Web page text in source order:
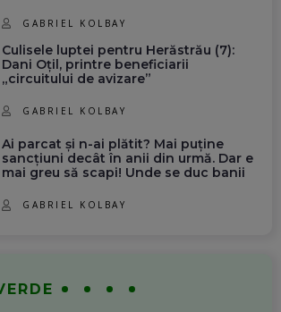
GABRIEL KOLBAY
Culisele luptei pentru Herăstrău (7):
Dani Oțil, printre beneficiarii
„circuitului de avizare”
GABRIEL KOLBAY
Ai parcat și n-ai plătit? Mai puține
sancțiuni decât în anii din urmă. Dar e
mai greu să scapi! Unde se duc banii
GABRIEL KOLBAY